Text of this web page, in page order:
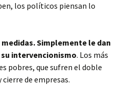
los políticos piensan lo
Simplemente le dan
intervencionismo. Los más
pobres, que sufren el doble
de empresas.